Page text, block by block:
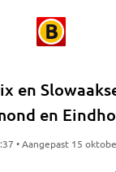
en
en
• Aangepast 15